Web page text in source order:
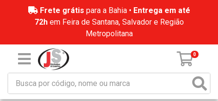
Frete grátis para a Bahia • Entrega em até
72hem Feira de Santana, Salvador e Região
Metropolitana
0